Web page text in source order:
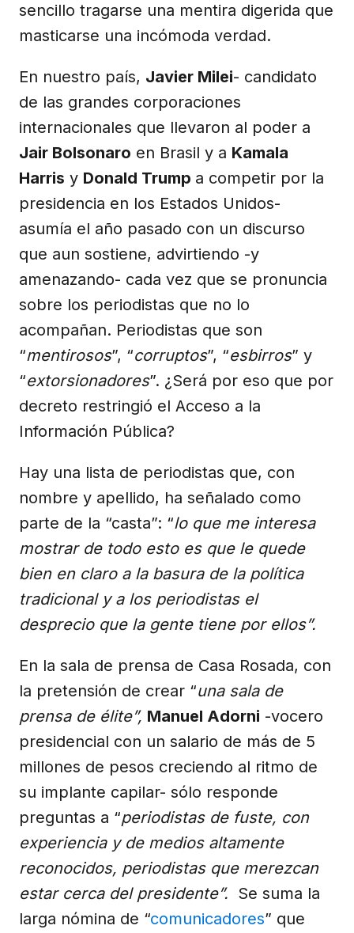
sencillo tragarse una mentira digerida que
masticarse una incómoda verdad.
En nuestro país, Javier Milei- candidato
de las grandes corporaciones
internacionales que llevaron al poder a
Jair Bolsonaro en Brasil y a Kamala
Harris y Donald Trump a competir por la
presidencia en los Estados Unidos-
asumía el año pasado con un discurso
que aun sostiene, advirtiendo -y
amenazando- cada vez que se pronuncia
sobre los periodistas que no lo
acompañan. Periodistas que son
“mentirosos”, “corruptos”, “esbirros” y
“extorsionadores”. ¿Será por eso que por
decreto restringió el Acceso a la
Información Pública?
Hay una lista de periodistas que, con
nombre y apellido, ha señalado como
parte de la “casta”: “lo que me interesa
mostrar de todo esto es que le quede
bien en claro a la basura de la política
tradicional y a los periodistas el
desprecio que la gente tiene por ellos”.
En la sala de prensa de Casa Rosada, con
la pretensión de crear “una sala de
prensa de élite”, Manuel Adorni -vocero
presidencial con un salario de más de 5
millones de pesos creciendo al ritmo de
su implante capilar- sólo responde
preguntas a “periodistas de fuste, con
experiencia y de medios altamente
reconocidos, periodistas que merezcan
estar cerca del presidente”. Se suma la
larga nómina de “comunicadores” que